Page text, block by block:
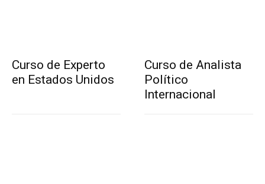
Curso de Experto
en Estados Unidos
Curso de Analista
Político
Internacional